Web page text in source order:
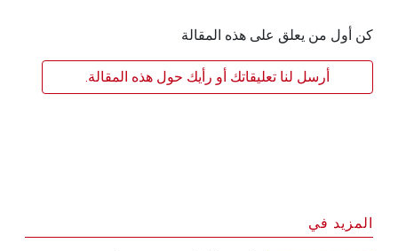
كن أول من يعلق على هذه المقالة
أرسل لنا تعليقاتك أو رأيك حول هذه المقالة.
المزيد في